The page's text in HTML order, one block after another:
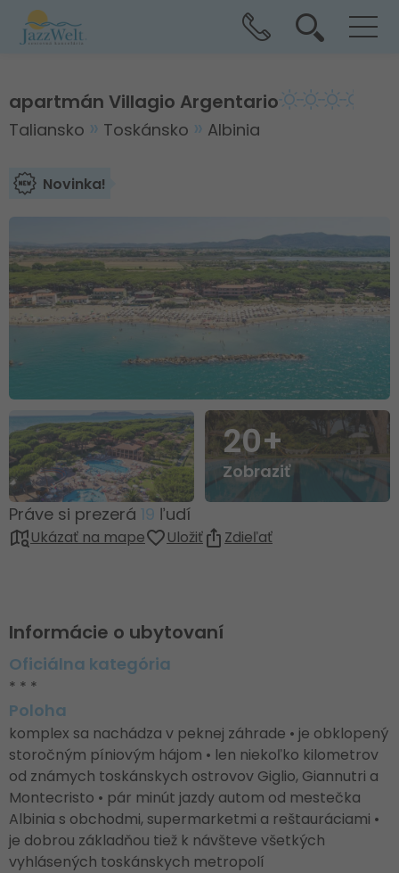
apartmán Villagio Argentario
Taliansko Toskánsko Albinia
Novinka!
20+
Zobraziť
Práve si prezerá 19 ľudí
Ukázať na mape Uložiť Zdieľať
Informácie o ubytovaní
Oficiálna kategória
* * *
Poloha
komplex sa nachádza v peknej záhrade • je obklopený
storočným píniovým hájom • len niekoľko kilometrov
od známych toskánskych ostrovov Giglio, Giannutri a
Montecristo • pár minút jazdy autom od mestečka
Albinia s obchodmi, supermarketmi a reštauráciami •
je dobrou základňou tiež k návšteve všetkých
vyhlásených toskánskych metropolí